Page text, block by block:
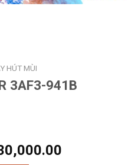
HÚT MÙI
3AF3-941B